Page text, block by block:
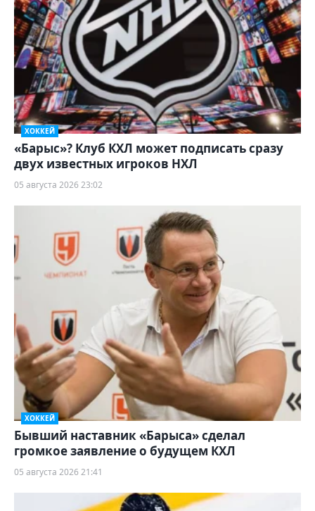
ХОККЕЙ
«Барыс»? Клуб КХЛ может подписать сразу
двух известных игроков НХЛ
05 августа 2026 23:02
ХОККЕЙ
Бывший наставник «Барыса» сделал
громкое заявление о будущем КХЛ
05 августа 2026 21:41